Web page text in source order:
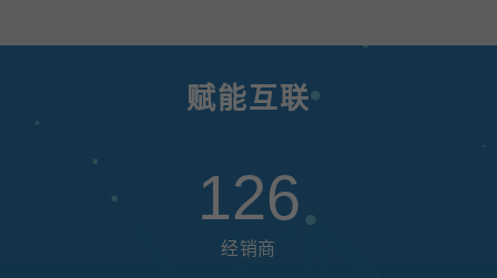
赋能互联
126
经销商